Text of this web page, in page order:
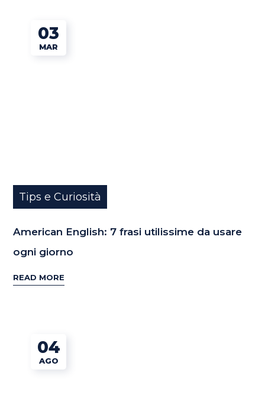
03
MAR
Tips e Curiosità
American English: 7 frasi utilissime da usare
ogni giorno
READ MORE
04
AGO